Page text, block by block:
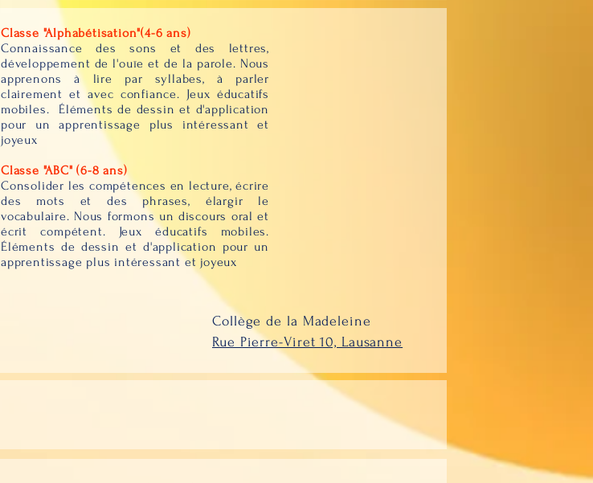
Classe "Alphabétisation"(4-6 ans)
Connaissance des sons et des lettres,
développement de l'ouïe et de la parole. Nous
apprenons à lire par syllabes, à parler
clairement et avec confiance. Jeux éducatifs
mobiles. Éléments de dessin et d'application
pour un apprentissage plus intéressant et
joyeux ​
Classe "ABC" (6-8 ans)
Consolider les compétences en lecture, écrire
des mots et des phrases, élargir le
vocabulaire. Nous formons un discours oral et
écrit compétent. Jeux éducatifs mobiles.
Éléments de dessin et d'application pour un
apprentissage plus intéressant et joyeux
Collège de la Madeleine
Rue Pierre-Viret 10, Lausanne